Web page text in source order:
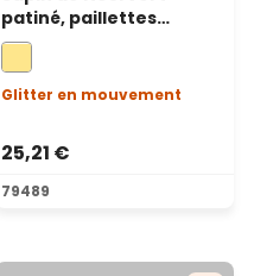
patiné, paillettes
scintillantes, h 26 cm,
mélodies de Noël, LED
blanc chaud
Glitter en mouvement
25,21 €
79489